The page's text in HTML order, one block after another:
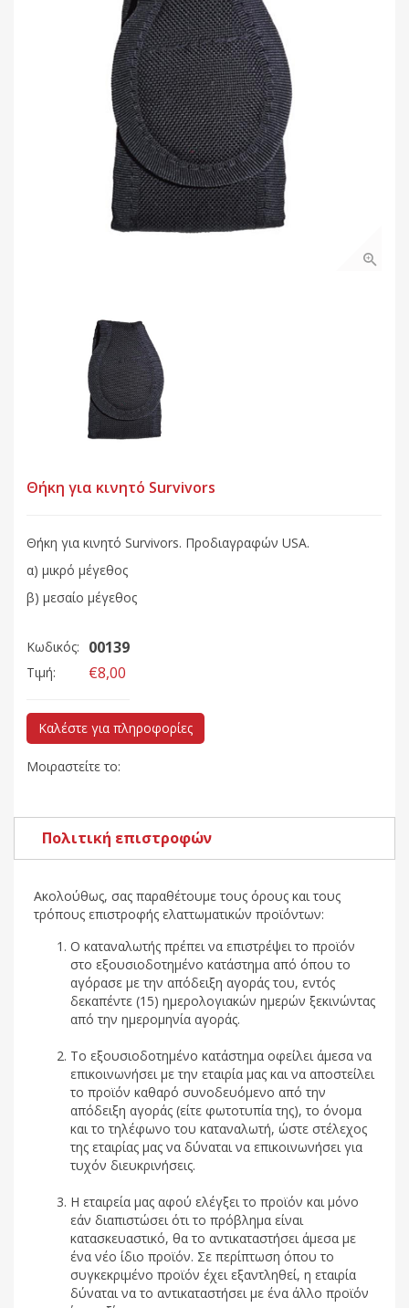
Θήκη για κινητό Survivors
Θήκη για κινητό Survivors. Προδιαγραφών USA.
α) μικρό μέγεθος
β) μεσαίο μέγεθος
Κωδικός: 00139
Τιμή: €8,00
Καλέστε για πληροφορίες
Μοιραστείτε το:
Πολιτική επιστροφών
Ακολούθως, σας παραθέτουμε τους όρους και τους
τρόπους επιστροφής ελαττωματικών προϊόντων:
Ο καταναλωτής πρέπει να επιστρέψει το προϊόν
στο εξουσιοδοτημένο κατάστημα από όπου το
αγόρασε με την απόδειξη αγοράς του, εντός
δεκαπέντε (15) ημερολογιακών ημερών ξεκινώντας
από την ημερομηνία αγοράς.
Το εξουσιοδοτημένο κατάστημα οφείλει άμεσα να
επικοινωνήσει με την εταιρία μας και να αποστείλει
το προϊόν καθαρό συνοδευόμενο από την
απόδειξη αγοράς (είτε φωτοτυπία της), το όνομα
και το τηλέφωνο του καταναλωτή, ώστε στέλεχος
της εταιρίας μας να δύναται να επικοινωνήσει για
τυχόν διευκρινήσεις.
Η εταιρεία μας αφού ελέγξει το προϊόν και μόνο
εάν διαπιστώσει ότι το πρόβλημα είναι
κατασκευαστικό, θα το αντικαταστήσει άμεσα με
ένα νέο ίδιο προϊόν. Σε περίπτωση όπου το
συγκεκριμένο προϊόν έχει εξαντληθεί, η εταιρία
δύναται να το αντικαταστήσει με ένα άλλο προϊόν